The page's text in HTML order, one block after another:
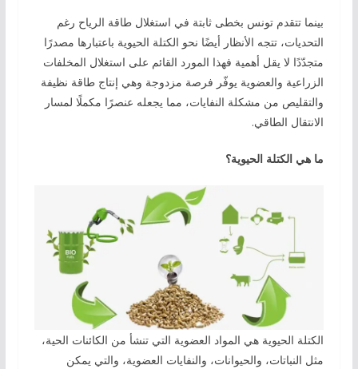
بينما تتقدم تونس بخطى ثابتة في استغلال طاقة الرياح رغم
التحديات، تتجه الأنظار أيضًا نحو الكتلة الحيوية باعتبارها مصدرًا
متجدّدًا لا يقل أهمية فهذا المورد القائم على استغلال المخلفات
الزراعية والعضوية يوفّر فرصة مزدوجة وهي إنتاج طاقة نظيفة
والتقليص من مشكلة النفايات، مما يجعله عنصرًا مكملًا لمسار
الانتقال الطاقي.
ما هي الكتلة الحيوية؟
الكتلة الحيوية هي المواد العضوية التي تنشأ من الكائنات الحية،
مثل النباتات، والحيوانات، والنفايات العضوية، والتي يمكن